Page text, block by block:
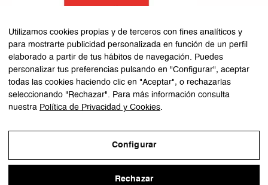
Copyright ©2025 Pholidota Studio SL (Pango Studio) -
Expertos en Shopify y desarrollo con IA
Utilizamos cookies propias y de terceros con fines analíticos y
para mostrarte publicidad personalizada en función de un perfil
elaborado a partir de tus hábitos de navegación. Puedes
personalizar tus preferencias pulsando en "Configurar", aceptar
todas las cookies haciendo clic en "Aceptar", o rechazarlas
seleccionando "Rechazar". Para más información consulta
nuestra Política de Privacidad y Cookies.
Configurar
Rechazar
Aviso Legal
Política de Privacidad y Cookies